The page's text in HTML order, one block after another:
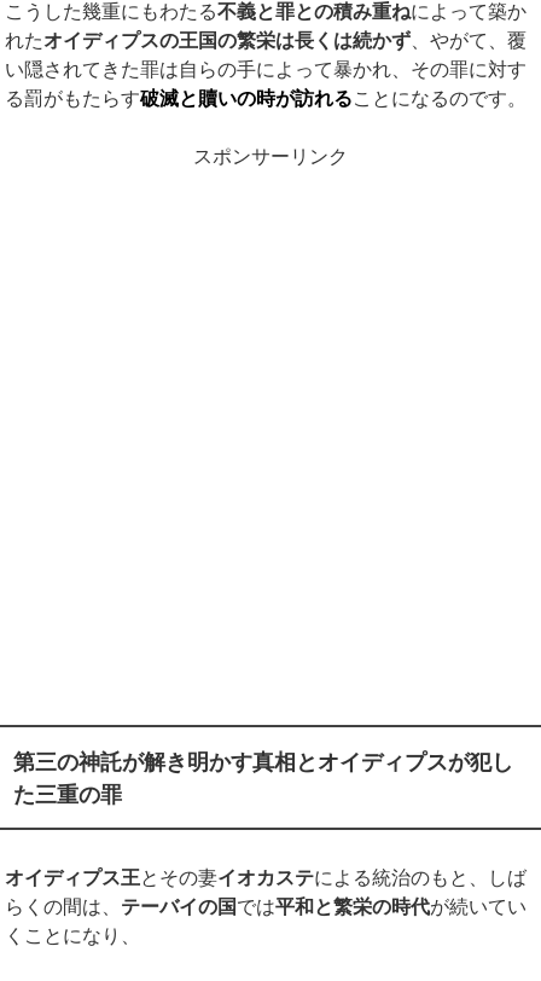
こうした幾重にもわたる不義と罪との積み重ねによって築か
れたオイディプスの王国の繁栄は長くは続かず 、やがて、覆
い隠されてきた罪は自らの手によって暴かれ、その罪に対す
る罰がもたらす破滅と贖いの時が訪れることになるのです。
スポンサーリンク
第三の神託が解き明かす真相とオイディプスが犯し
た三重の罪
オイディプス王とその妻イオカステによる統治のもと、しば
らくの間は、 テーバイの国では平和と繁栄の時代が続いてい
くことになり、